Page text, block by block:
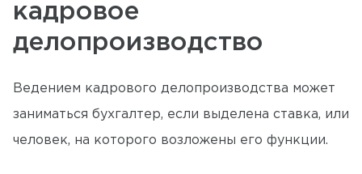
кадровое
делопроизводство
Ведением кадрового делопроизводства может
заниматься бухгалтер, если выделена ставка, или
человек, на которого возложены его функции.